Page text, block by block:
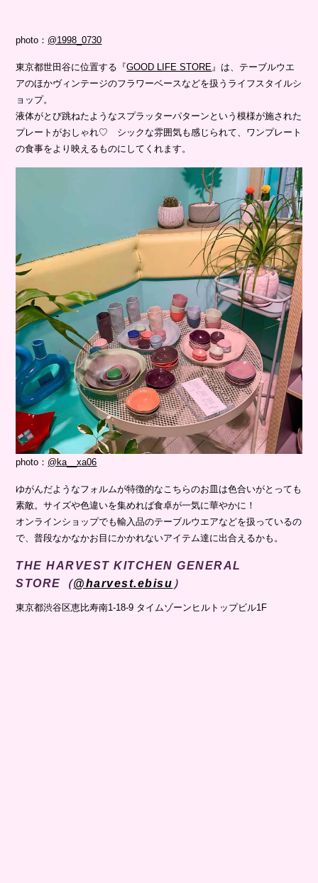
photo： @1998_0730
東京都世田谷に位置する『GOOD LIFE STORE』は、テーブルウエ
アのほかヴィンテージのフラワーベースなどを扱うライフスタイルシ
ョップ。
液体がとび跳ねたようなスプラッターパターンという模様が施された
プレートがおしゃれ♡ シックな雰囲気も感じられて、ワンプレート
の食事をより映えるものにしてくれます。
photo： @ka__xa06
ゆがんだようなフォルムが特徴的なこちらのお皿は色合いがとっても
素敵。サイズや色違いを集めれば食卓が一気に華やかに！
オンラインショップでも輸入品のテーブルウエアなどを扱っているの
で、普段なかなかお目にかかれないアイテム達に出合えるかも。
THE HARVEST KITCHEN GENERAL
STORE（@harvest.ebisu ）
東京都渋谷区恵比寿南1-18-9 タイムゾーンヒルトップビル1F